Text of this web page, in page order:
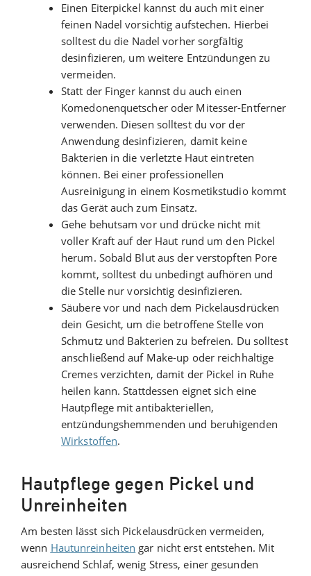
Einen Eiterpickel kannst du auch mit einer
feinen Nadel vorsichtig aufstechen. Hierbei
solltest du die Nadel vorher sorgfältig
desinfizieren, um weitere Entzündungen zu
vermeiden.
Statt der Finger kannst du auch einen
Komedonenquetscher oder Mitesser-Entferner
verwenden. Diesen solltest du vor der
Anwendung desinfizieren, damit keine
Bakterien in die verletzte Haut eintreten
können. Bei einer professionellen
Ausreinigung in einem Kosmetikstudio kommt
das Gerät auch zum Einsatz.
Gehe behutsam vor und drücke nicht mit
voller Kraft auf der Haut rund um den Pickel
herum. Sobald Blut aus der verstopften Pore
kommt, solltest du unbedingt aufhören und
die Stelle nur vorsichtig desinfizieren.
Säubere vor und nach dem Pickelausdrücken
dein Gesicht, um die betroffene Stelle von
Schmutz und Bakterien zu befreien. Du solltest
anschließend auf Make-up oder reichhaltige
Cremes verzichten, damit der Pickel in Ruhe
heilen kann. Stattdessen eignet sich eine
Hautpflege mit antibakteriellen,
entzündungshemmenden und beruhigenden
Wirkstoffen.
Hautpflege gegen Pickel und
Unreinheiten
Am besten lässt sich Pickelausdrücken vermeiden,
wenn Hautunreinheiten gar nicht erst entstehen. Mit
ausreichend Schlaf, wenig Stress, einer gesunden